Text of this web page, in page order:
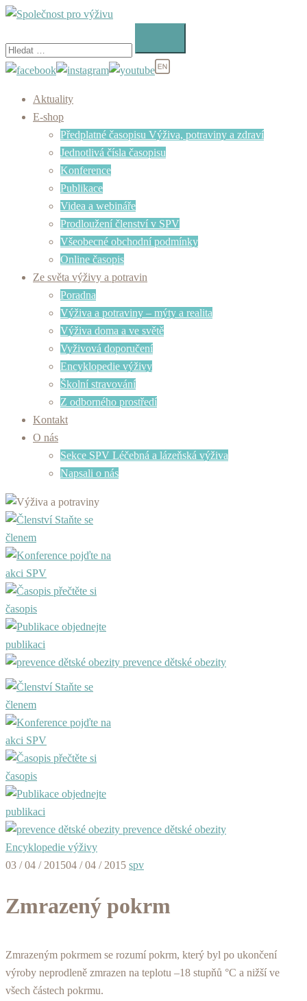
Skip
content
Aktuality
E-shop
Předplatné časopisu Výživa, potraviny a zdraví
Jednotlivá čísla časopisu
Konference
Publikace
Videa a webináře
Prodloužení členství v SPV
Všeobecné obchodní podmínky
Online časopis
Ze světa výživy a potravin
Poradna
Výživa a potraviny – mýty a realita
Výživa doma a ve světě
Vyživová doporučení
Encyklopedie výživy
Školní stravování
Z odborného prostředí
Kontakt
O nás
Sekce SPV Léčebná a lázeňská výživa
Napsali o nás
Staňte se
členem
pojďte na
akci SPV
přečtěte si
časopis
objednejte
publikaci
prevence dětské obezity
Staňte se
členem
pojďte na
akci SPV
přečtěte si
časopis
objednejte
publikaci
prevence dětské obezity
Encyklopedie výživy
03 / 04 / 201504 / 04 / 2015 spv
Zmrazený pokrm
Zmrazeným pokrmem se rozumí pokrm, který byl po ukončení
výroby neprodleně zmrazen na teplotu –18 stupňů °C a nižší ve
všech částech pokrmu.